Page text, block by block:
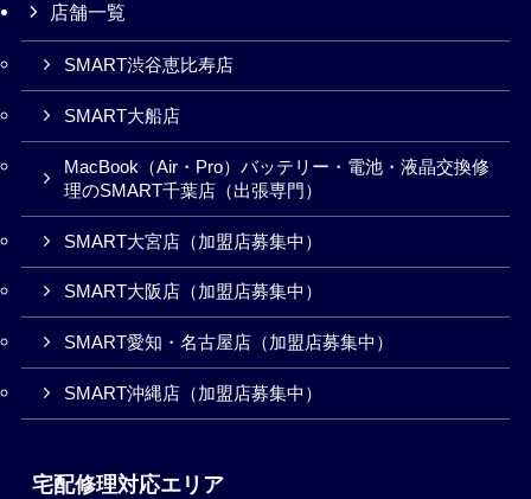
店舗一覧
SMART渋谷恵比寿店
SMART大船店
MacBook（Air・Pro）バッテリー・電池・液晶交換修
理のSMART千葉店（出張専門）
SMART大宮店（加盟店募集中）
SMART大阪店（加盟店募集中）
SMART愛知・名古屋店（加盟店募集中）
SMART沖縄店（加盟店募集中）
宅配修理対応エリア